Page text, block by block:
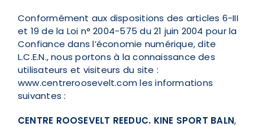
Conformément aux dispositions des articles 6-III
et 19 de la Loi n° 2004-575 du 21 juin 2004 pour la
Confiance dans l’économie numérique, dite
L.C.E.N., nous portons à la connaissance des
utilisateurs et visiteurs du site :
www.centreroosevelt.comles informations
suivantes :
CENTRE ROOSEVELT REEDUC. KINE SPORT BALN,